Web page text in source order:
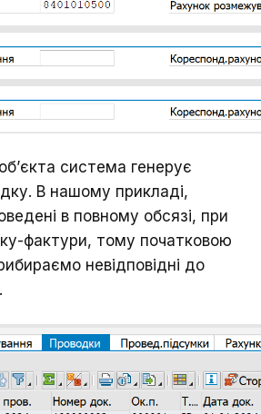
система генерує
В нашому прикладі,
в повному обсязі, при
фактури, тому початковою
невідповідні до